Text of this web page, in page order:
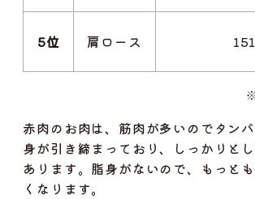
5位 肩ロース 151
赤肉のお肉は、筋肉が多いのでタンパ
身が引き締まっており、しっかりと
あります。脂身がないので、もっと
くなります。